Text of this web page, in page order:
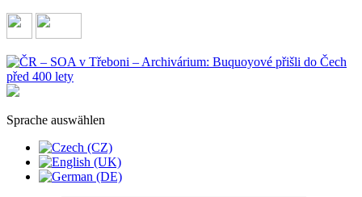
Sprache auswählen